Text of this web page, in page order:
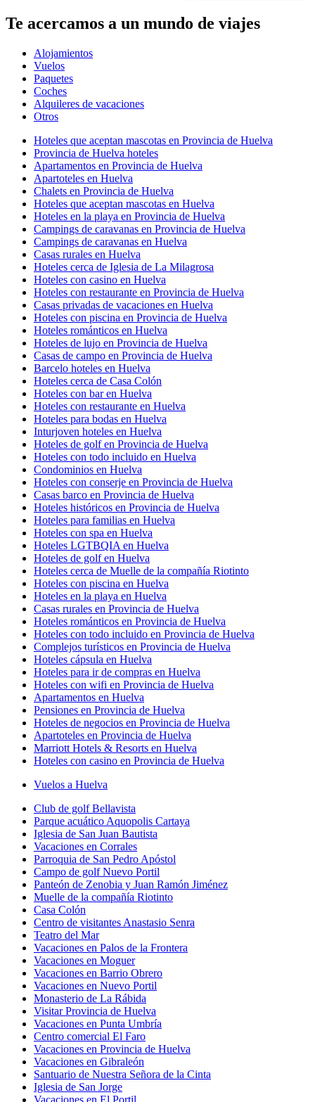
Te acercamos a un mundo de viajes
Alojamientos
Vuelos
Paquetes
Coches
Alquileres de vacaciones
Otros
Hoteles que aceptan mascotas en Provincia de Huelva
Provincia de Huelva hoteles
Apartamentos en Provincia de Huelva
Apartoteles en Huelva
Chalets en Provincia de Huelva
Hoteles que aceptan mascotas en Huelva
Hoteles en la playa en Provincia de Huelva
Campings de caravanas en Provincia de Huelva
Campings de caravanas en Huelva
Casas rurales en Huelva
Hoteles cerca de Iglesia de La Milagrosa
Hoteles con casino en Huelva
Hoteles con restaurante en Provincia de Huelva
Casas privadas de vacaciones en Huelva
Hoteles con piscina en Provincia de Huelva
Hoteles románticos en Huelva
Hoteles de lujo en Provincia de Huelva
Casas de campo en Provincia de Huelva
Barcelo hoteles en Huelva
Hoteles cerca de Casa Colón
Hoteles con bar en Huelva
Hoteles con restaurante en Huelva
Hoteles para bodas en Huelva
Inturjoven hoteles en Huelva
Hoteles de golf en Provincia de Huelva
Hoteles con todo incluido en Huelva
Condominios en Huelva
Hoteles con conserje en Provincia de Huelva
Casas barco en Provincia de Huelva
Hoteles históricos en Provincia de Huelva
Hoteles para familias en Huelva
Hoteles con spa en Huelva
Hoteles LGTBQIA en Huelva
Hoteles de golf en Huelva
Hoteles cerca de Muelle de la compañía Riotinto
Hoteles con piscina en Huelva
Hoteles en la playa en Huelva
Casas rurales en Provincia de Huelva
Hoteles románticos en Provincia de Huelva
Hoteles con todo incluido en Provincia de Huelva
Complejos turísticos en Provincia de Huelva
Hoteles cápsula en Huelva
Hoteles para ir de compras en Huelva
Hoteles con wifi en Provincia de Huelva
Apartamentos en Huelva
Pensiones en Provincia de Huelva
Hoteles de negocios en Provincia de Huelva
Apartoteles en Provincia de Huelva
Marriott Hotels & Resorts en Huelva
Hoteles con casino en Provincia de Huelva
Vuelos a Huelva
Club de golf Bellavista
Parque acuático Aquopolis Cartaya
Iglesia de San Juan Bautista
Vacaciones en Corrales
Parroquia de San Pedro Apóstol
Campo de golf Nuevo Portil
Panteón de Zenobia y Juan Ramón Jiménez
Muelle de la compañía Riotinto
Casa Colón
Centro de visitantes Anastasio Senra
Teatro del Mar
Vacaciones en Palos de la Frontera
Vacaciones en Moguer
Vacaciones en Barrio Obrero
Vacaciones en Nuevo Portil
Monasterio de La Rábida
Visitar Provincia de Huelva
Vacaciones en Punta Umbría
Centro comercial El Faro
Vacaciones en Provincia de Huelva
Vacaciones en Gibraleón
Santuario de Nuestra Señora de la Cinta
Iglesia de San Jorge
Vacaciones en El Portil